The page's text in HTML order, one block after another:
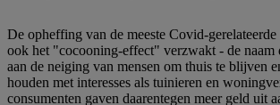
De opheffing van de meeste Covid-
ook het "cocooning-effect" verzwakt - de naam
aan de neiging van mensen om thuis te blijven
houden met interesses als tuinieren en
consumenten gaven daarentegen meer geld uit